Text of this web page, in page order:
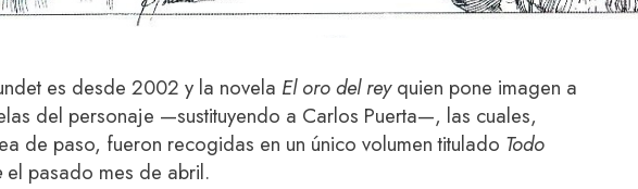
es desde 2002 y la novela El oro del reyquien pone imagen a
del personaje —sustituyendo a Carlos Puerta—, las cuales,
de paso, fueron recogidas en un único volumen titulado Todo
el pasado mes de abril.